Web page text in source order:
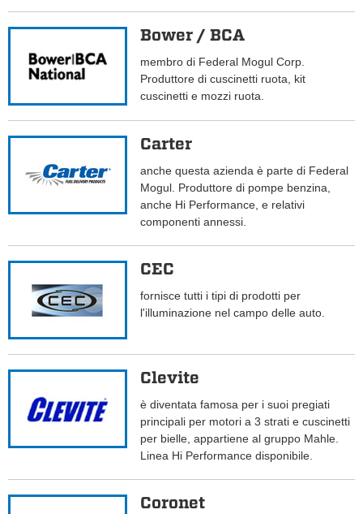
Bower / BCA
membro di Federal Mogul Corp.
Produttore di cuscinetti ruota, kit
cuscinetti e mozzi ruota.
Carter
anche questa azienda è parte di Federal
Mogul. Produttore di pompe benzina,
anche Hi Performance, e relativi
componenti annessi.
CEC
fornisce tutti i tipi di prodotti per
l'illuminazione nel campo delle auto.
Clevite
è diventata famosa per i suoi pregiati
principali per motori a 3 strati e cuscinetti
per bielle, appartiene al gruppo Mahle.
Linea Hi Performance disponibile.
Coronet